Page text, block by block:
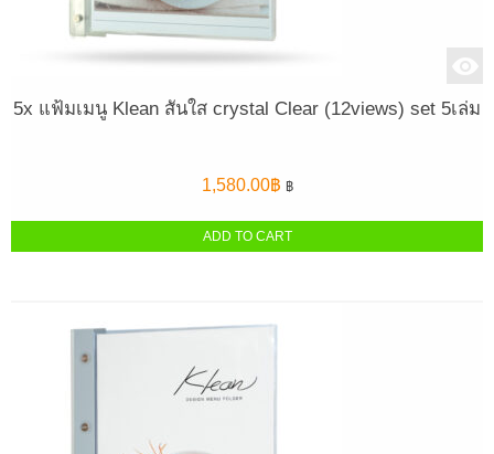
5x แฟ้มเมนู Klean สันใส crystal Clear (12views) set 5เล่ม
1,580.00฿ ฿
ADD TO CART